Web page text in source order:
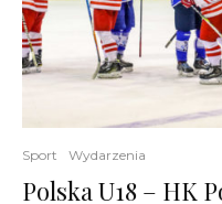
Sport Wydarzenia
Polska U18 – HK